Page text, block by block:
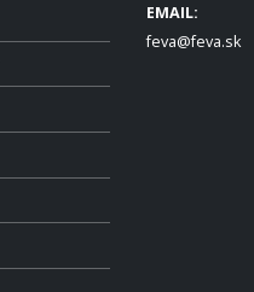
EMAIL:
feva@feva.sk